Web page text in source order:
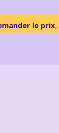
le prix,